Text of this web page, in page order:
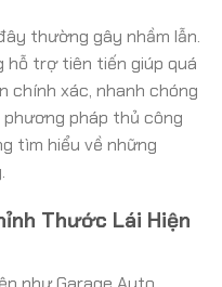
thường gây nhầm lẫn.
hỗ trợ tiên tiến giúp quá
xác, nhanh chóng
pháp thủ công
tìm hiểu về những
Thước Lái Hiện